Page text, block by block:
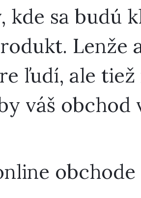
kde sa budú
Lenže
ľudí, ale
váš obchod
obchode